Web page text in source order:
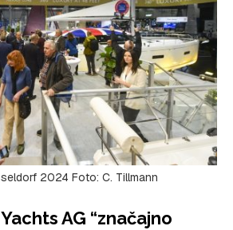
2024 Foto: C. Tillmann
AG “značajno